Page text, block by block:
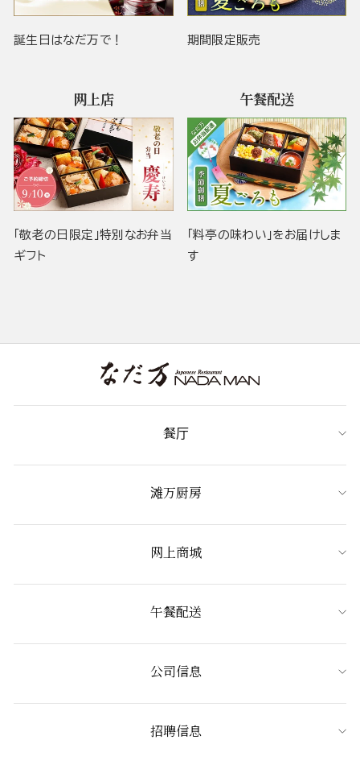
誕生日はなだ万で！ 期間限定販売
网上店
「敬老の日限定」特別なお弁当
ギフト
午餐配送
「料亭の味わい」をお届けしま
す
餐厅
滩万厨房
网上商城
午餐配送
公司信息
招聘信息